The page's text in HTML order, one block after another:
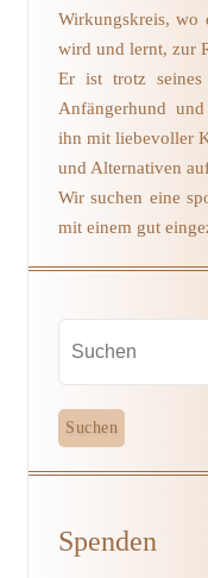
Wirkungskreis, wo
wird und lernt, zur
Er ist trotz
Anfängerhund
ihn mit liebevoller
und Alternativen
Wir suchen eine
mit einem gut
Spenden